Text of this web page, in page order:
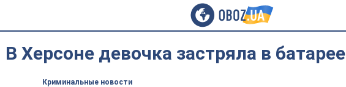
В Херсоне девочка застряла в батарее
Криминальные новости